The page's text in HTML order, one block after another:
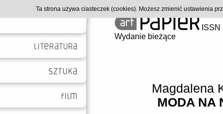
Wydanie bieżące
Magdalena
MODA NA
Ta strona używa ciasteczek (cookies). Możesz zmienić ustawienia